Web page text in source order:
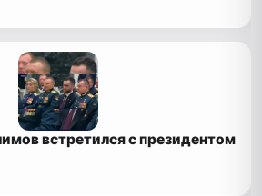
встретился с президентом